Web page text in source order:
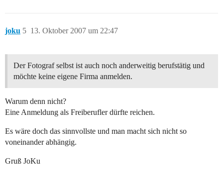
joku 13. Oktober 2007 um 22:47
5
Der Fotograf selbst ist auch noch anderweitig berufstätig und
möchte keine eigene Firma anmelden.
Warum denn nicht?
Eine Anmeldung als Freiberufler dürfte reichen.
Es wäre doch das sinnvollste und man macht sich nicht so
voneinander abhängig.
Gruß JoKu